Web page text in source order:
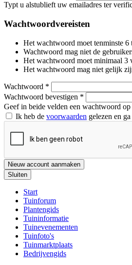
Typt u alstublieft uw emailadres ter
Wachtwoordvereisten
Het wachtwoord moet tenminste 6
Wachtwoord mag niet de
Het wachtwoord moet minimaal 3
Het wachtwoord mag niet gelijk
Wachtwoord *
Wachtwoord bevestigen *
Geef in beide velden een wachtwoord
Ik heb de voorwaarden gelezen en
Nieuw account aanmaken
Sluiten
Start
Tuinforum
Plantengids
Tuininformatie
Tuinevenementen
Tuinfoto's
Tuinmarktplaats
Bedrijvengids